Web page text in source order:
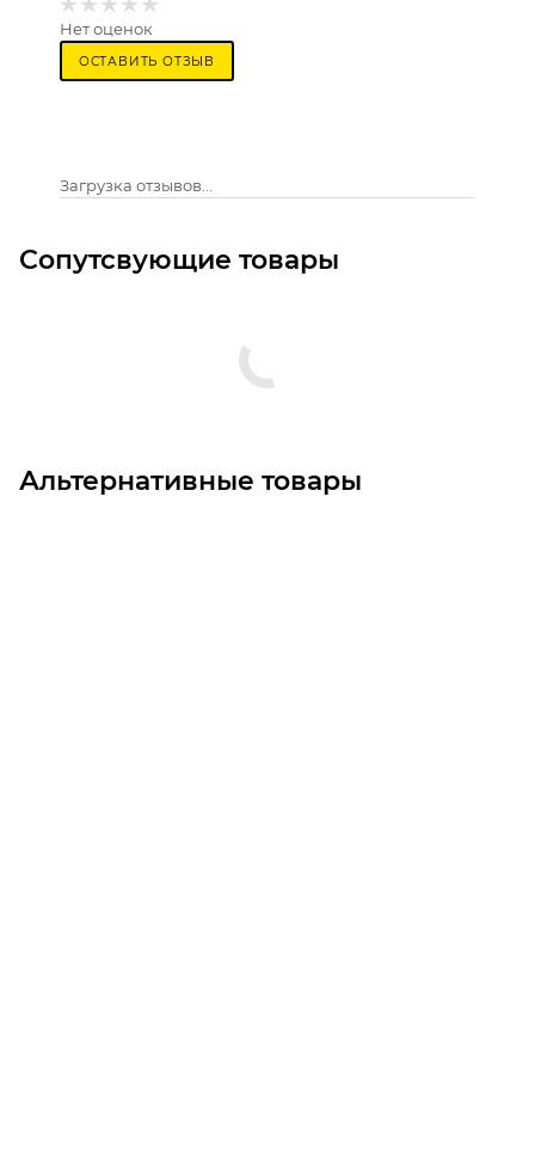
Нет оценок
ОСТАВИТЬ ОТЗЫВ
Загрузка отзывов...
Сопутсвующие товары
Альтернативные товары